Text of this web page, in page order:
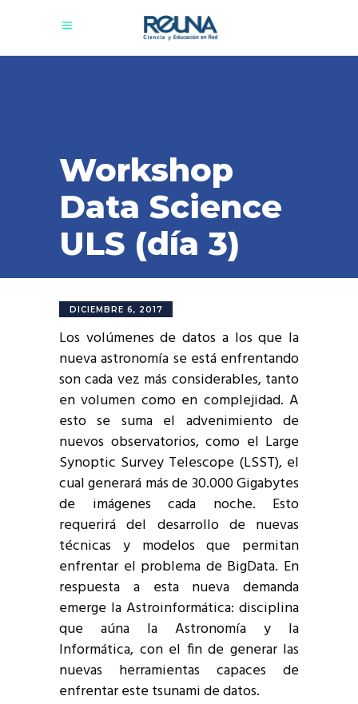
Workshop
Data Science
ULS (día 3)
DICIEMBRE 6, 2017
Los volúmenes de datos a los que la
nueva astronomía se está enfrentando
son cada vez más considerables, tanto
en volumen como en complejidad. A
esto se suma el advenimiento de
nuevos observatorios, como el Large
Synoptic Survey Telescope (LSST), el
cual generará más de 30.000 Gigabytes
de imágenes cada noche. Esto
requerirá del desarrollo de nuevas
técnicas y modelos que permitan
enfrentar el problema de BigData. En
respuesta a esta nueva demanda
emerge la Astroinformática: disciplina
que aúna la Astronomía y la
Informática, con el fin de generar las
nuevas herramientas capaces de
enfrentar este tsunami de datos.